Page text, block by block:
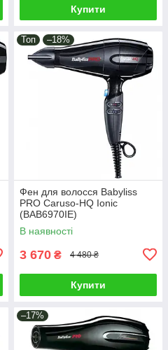
Купити
Топ –18%
Фен для волосся Babyliss
PRO Caruso-HQ Ionic
(BAB6970IE)
В наявності
3 670 ₴ 4 480 ₴
Купити
–17%